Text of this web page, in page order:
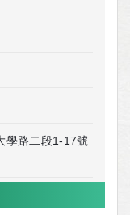
學路二段1-17號